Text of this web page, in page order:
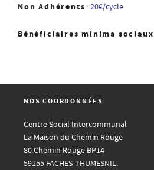
Non Adhérents :20€/cycle
Bénéficiaires minima sociaux
NOS COORDONNÉES
Centre Social Intercommunal
La Maison du Chemin Rouge
80 Chemin Rouge BP14
59155 FACHES-THUMESNIL.